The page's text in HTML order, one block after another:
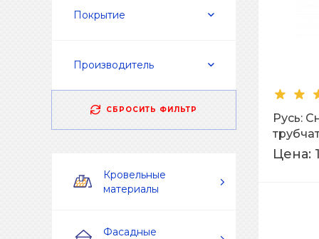
Покрытие
Производитель
СБРОСИТЬ ФИЛЬТР
Кровельные
материалы
Фасадные
Русь:
L=3м
Цена: